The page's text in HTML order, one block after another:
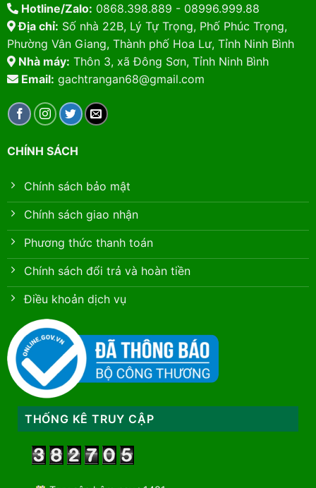
Hotline/Zalo: 0868.398.889 - 08996.999.88
Địa chỉ: Số nhà 22B, Lý Tự Trọng, Phố Phúc Trọng,
Phường Vân Giang, Thành phố Hoa Lư, Tỉnh Ninh Bình
Nhà máy: Thôn 3, xã Đông Sơn, Tỉnh Ninh Bình
Email: gachtrangan68@gmail.com
CHÍNH SÁCH
Chính sách bảo mật
Chính sách giao nhận
Phương thức thanh toán
Chính sách đổi trả và hoàn tiền
Điều khoản dịch vụ
THỐNG KÊ TRUY CẬP